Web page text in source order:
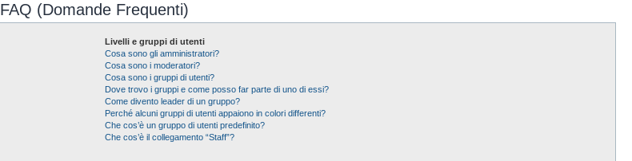
FAQ (Domande Frequenti)
Livelli e gruppi di utenti
Cosa sono gli amministratori?
Cosa sono i moderatori?
Cosa sono i gruppi di utenti?
Dove trovo i gruppi e come posso far parte di uno di essi?
Come divento leader di un gruppo?
Perché alcuni gruppi di utenti appaiono in colori differenti?
Che cos’è un gruppo di utenti predefinito?
Che cos’è il collegamento “Staff”?